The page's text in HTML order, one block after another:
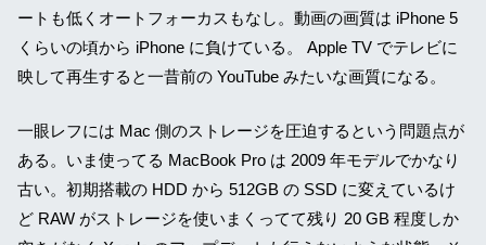
ートも低くオートフォーカスもなし。動画の画質は iPhone 5
くらいの頃から iPhone に負けている。 Apple TV でテレビに
映して再生すると一昔前の YouTube みたいな画質になる。
一眼レフには Mac 側のストレージを圧迫するという問題点が
ある。いま使ってる MacBook Pro は 2009 年モデルでかなり
古い。初期搭載の HDD から 512GB の SSD に変えているけ
ど RAW がストレージを使いまくってて残り 20 GB 程度しか